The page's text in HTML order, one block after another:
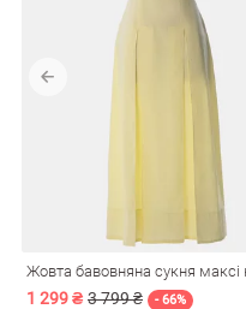
На
1 299 ₴ 3 799 ₴ - 66%